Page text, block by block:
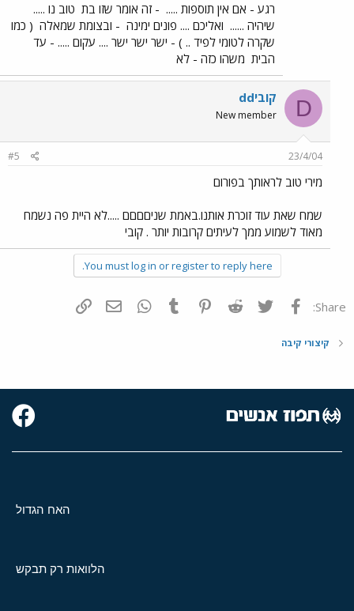
רגע - אם אין תוספות ..... - זה אומר שזו בת טוב נו .....
שיהיה ...... ואליכם .... פונים ימינה - ובצומת שמאלה ( כמו
שקרה לטומי לפיד .. ) - ישר ישר ישר .... עקום ..... - עד
הבית משהו כזה - לא
D ddקובי
New member
23/4/04
#5
מירי טוב לראותך בפורום
שמח שאת עוד זוכרת אותנו.באמת שניםםםם .....לא היית פה נשמח
מאוד לשמוע ממך לעיתים קרובות יותר . קובי
You must log in or register to reply here.
Share: פייסבוק Twitter
Reddit
Pinterest
Tumblr
WhatsAppדואר אלקטרוני
קיצורי קיבה
האח הגדול
הלוואות רק תבקש